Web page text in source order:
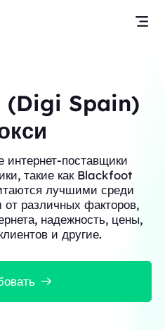
Spain)
интернет-поставщики
такие как Blackfoot
лучшими среди
от различных факторов,
надежность, цены,
и другие.